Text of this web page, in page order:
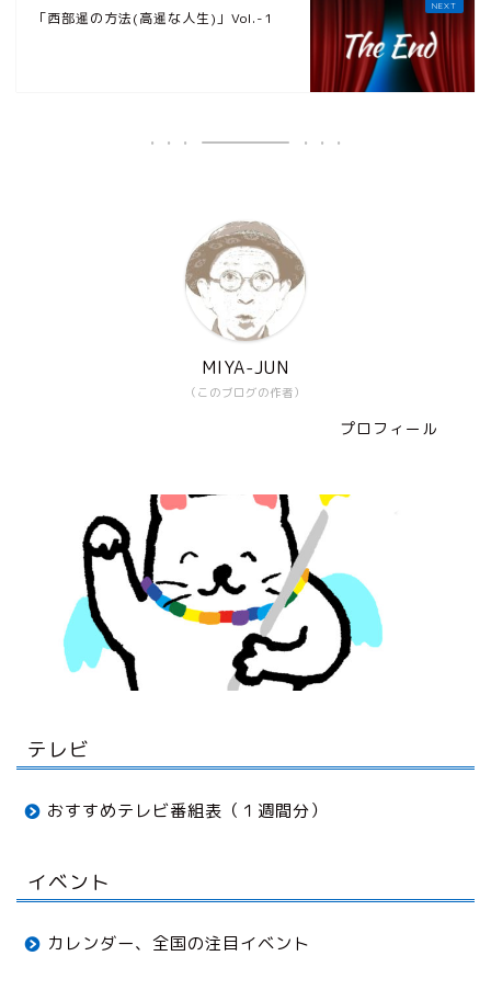
「西部暹の方法(高暹な人生)」Vol.-1
（このブログの作者）
MIYA-JUN
プロフィール
テレビ
おすすめテレビ番組表（１週間分）
イベント
カレンダー、全国の注目イベント